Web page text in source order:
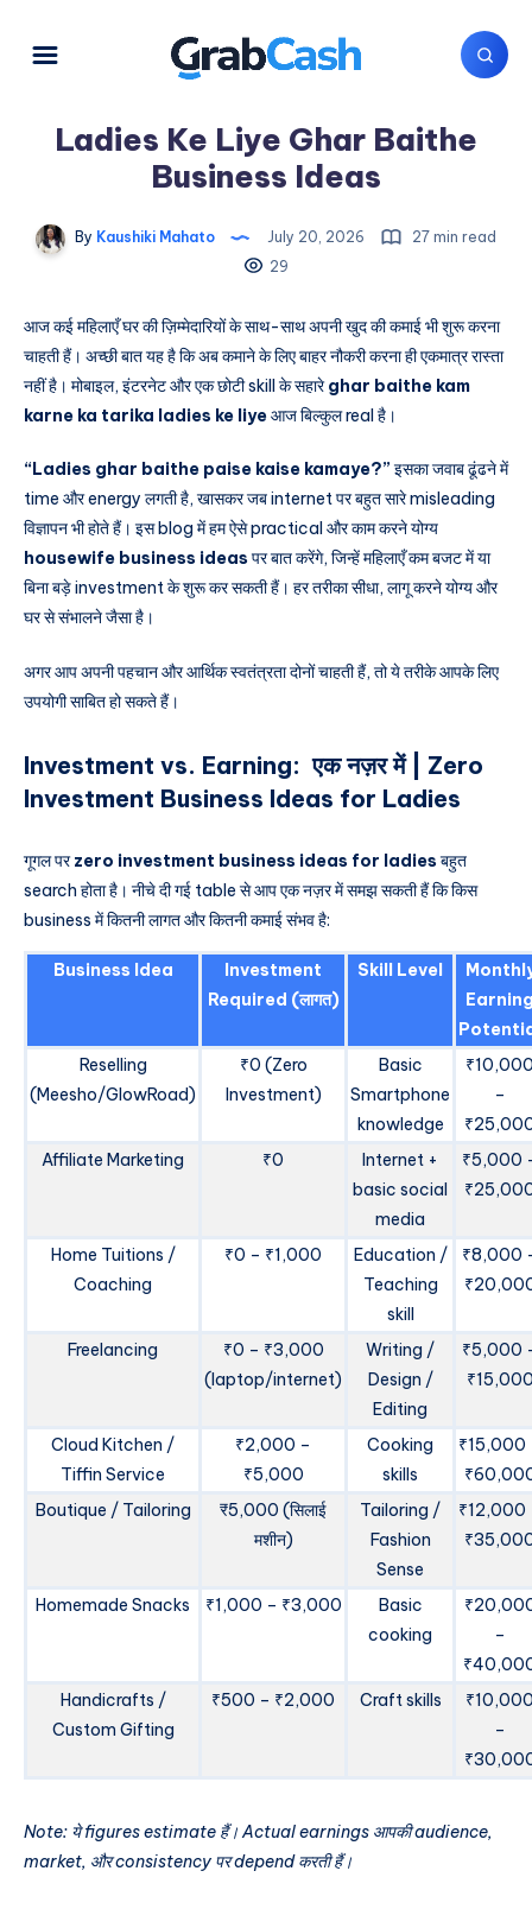
Ladies Ke Liye Ghar Baithe
Business Ideas
By Kaushiki Mahato July 20, 2026
27 min read
29
आज कई महिलाएँ घर की ज़िम्मेदारियों के साथ-साथ अपनी खुद की कमाई भी शुरू करना
चाहती हैं। अच्छी बात यह है कि अब कमाने के लिए बाहर नौकरी करना ही एकमात्र रास्ता
नहीं है। मोबाइल, इंटरनेट और एक छोटी skill के सहारेghar baithe kam
karne ka tarika ladies ke liyeआज बिल्कुल real है।
“Ladies ghar baithe paise kaise kamaye?” इसका जवाब ढूंढने में
time और energy लगती है, खासकर जब internet पर बहुत सारे misleading
विज्ञापन भी होते हैं। इस blog में हम ऐसे practical और काम करने योग्य
housewife business ideas पर बात करेंगे, जिन्हें महिलाएँ कम बजट में या
बिना बड़े investment के शुरू कर सकती हैं। हर तरीका सीधा, लागू करने योग्य और
घर से संभालने जैसा है।
अगर आप अपनी पहचान और आर्थिक स्वतंत्रता दोनों चाहती हैं, तो ये तरीके आपके लिए
उपयोगी साबित हो सकते हैं।
Investment vs. Earning: एक नज़र में | Zero
Investment Business Ideas for Ladies
गूगल परzero investment business ideas for ladies बहुत
search होता है। नीचे दी गई table से आप एक नज़र में समझ सकती हैं कि किस
business में कितनी लागत और कितनी कमाई संभव है:
Business Idea
Investment
Required (लागत)
Skill Level
Reselling
(Meesho/GlowRoad)
₹0 (Zero
Investment)
Basic
Smartphone
knowledge
–
Affiliate Marketing
₹0
Internet +
basic social
media
₹5,000
Home Tuitions /
Coaching
₹0 – ₹1,000
Education /
Teaching
skill
₹8,000
Freelancing
₹0 – ₹3,000
(laptop/internet)
Writing /
Design /
Editing
₹5,000
Cloud Kitchen /
Tiffin Service
₹2,000 –
₹5,000
Cooking
skills
₹15,000
Boutique / Tailoring
₹5,000 (सिलाई
मशीन)
Tailoring /
Fashion
Sense
₹12,000
Homemade Snacks ₹1,000 – ₹3,000
Basic
cooking
–
Handicrafts /
Custom Gifting
₹500 – ₹2,000 Craft skills
–
Note: ये figures estimate हैं। Actual earnings आपकी audience,
market, और consistency पर depend करती हैं।